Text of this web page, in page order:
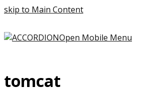
skip to Main Content
Open Mobile Menu
tomcat